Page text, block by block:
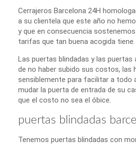
Cerrajeros Barcelona 24H
a su clientela que este año no
y que en consecuencia
tarifas que tan buena acogida tiene.
Las puertas blindadas y las puertas
de no haber subido sus costos, las
sensiblemente para facilitar a todo
mudar la puerta de entrada de su
que el costo no sea el óbice.
puertas blindadas
Tenemos puertas blindadas con